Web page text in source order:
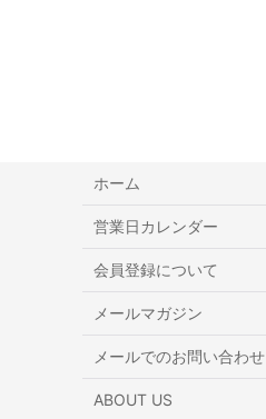
ホーム
営業日カレンダー
会員登録について
メールマガジン
メールでのお問い合わせ
ABOUT US